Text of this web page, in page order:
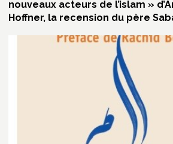
nouveaux acteurs de l’islam »
Hoffner, la recension du père